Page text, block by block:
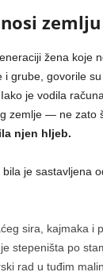
žena koje
i grube, govorile
je vodila
zemlje — ne zato
njen hljeb.
je sastavljena
sira, kajmaka i
stepeništa po
rad u tuđim